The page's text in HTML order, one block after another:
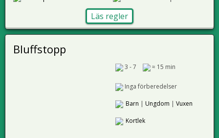
Läs regler
Bluffstopp
3 - 7 ≈ 15 min
Inga förberedelser
Barn | Ungdom | Vuxen
Kortlek